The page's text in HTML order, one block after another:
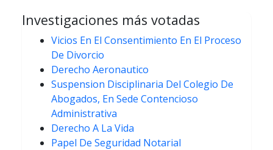
Investigaciones más votadas
Vicios En El Consentimiento En El Proceso
De Divorcio
Derecho Aeronautico
Suspension Disciplinaria Del Colegio De
Abogados, En Sede Contencioso
Administrativa
Derecho A La Vida
Papel De Seguridad Notarial